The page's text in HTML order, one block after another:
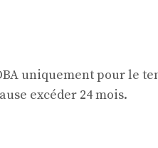
uniquement pour le
excéder 24 mois.